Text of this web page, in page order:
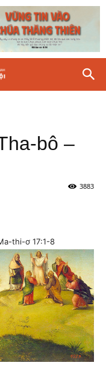
bô –
3883
thi-ơ 17:1-8